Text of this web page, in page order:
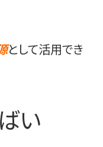
として活用でき
い